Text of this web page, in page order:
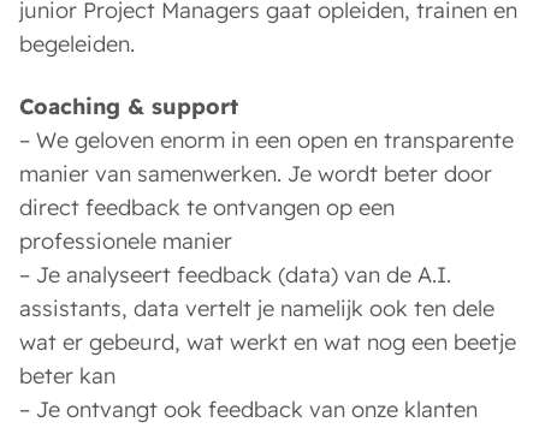
junior Project Managers gaat opleiden, trainen en
begeleiden.
Coaching & support
– We geloven enorm in een open en transparente
manier van samenwerken. Je wordt beter door
direct feedback te ontvangen op een
professionele manier
– Je analyseert feedback (data) van de A.I.
assistants, data vertelt je namelijk ook ten dele
wat er gebeurd, wat werkt en wat nog een beetje
beter kan
– Je ontvangt ook feedback van onze klanten